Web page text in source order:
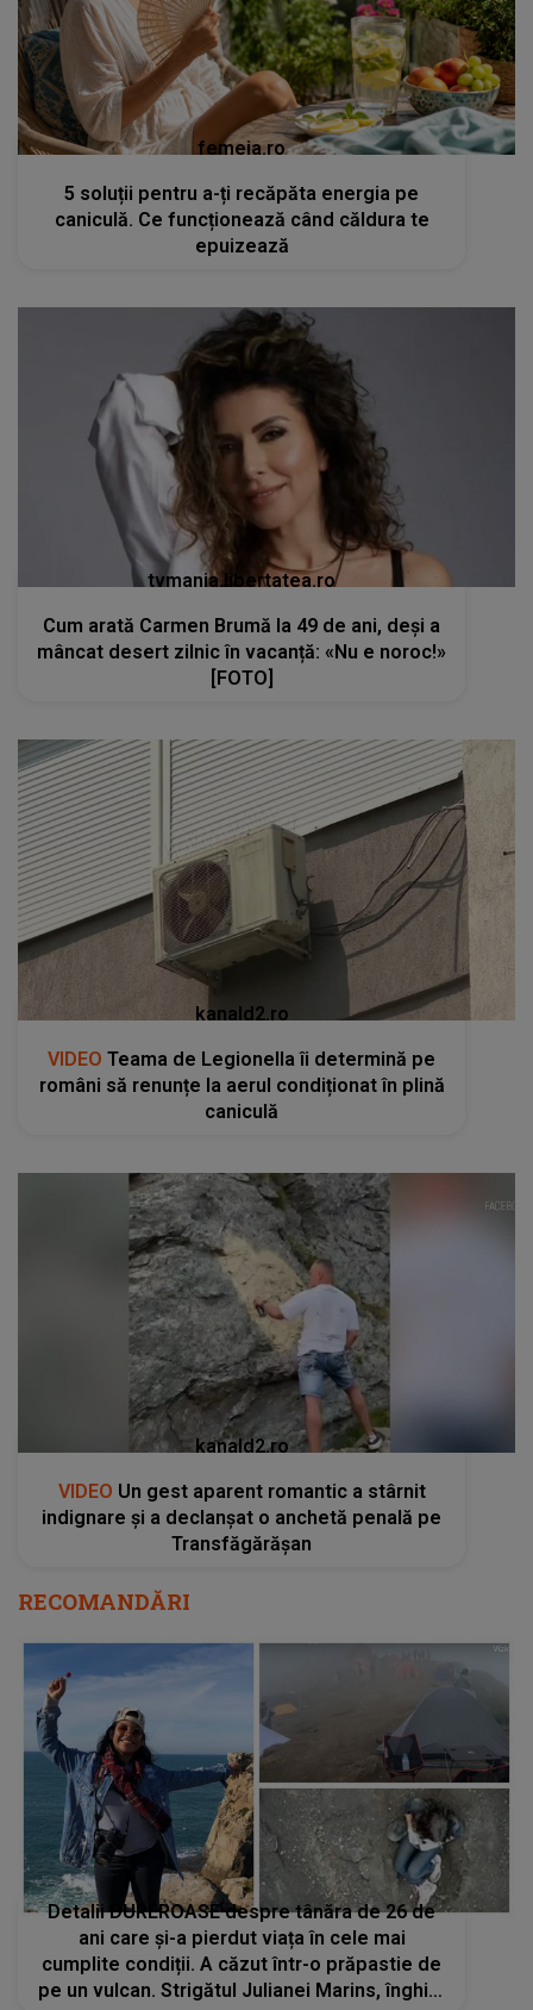
femeia.ro
5 soluții pentru a-ți recăpăta energia pe
caniculă. Ce funcționează când căldura te
epuizează
tvmania.libertatea.ro
Cum arată Carmen Brumă la 49 de ani, deși a
mâncat desert zilnic în vacanță: «Nu e noroc!»
[FOTO]
kanald2.ro
VIDEO Teama de Legionella îi determină pe
români să renunțe la aerul condiționat în plină
caniculă
kanald2.ro
VIDEO Un gest aparent romantic a stârnit
indignare și a declanșat o anchetă penală pe
Transfăgărășan
RECOMANDĂRI
Detalii DUREROASE despre tânăra de 26 de
ani care și-a pierdut viața în cele mai
cumplite condiții. A căzut într-o prăpastie de
pe un vulcan. Strigătul Julianei Marins, înghițit